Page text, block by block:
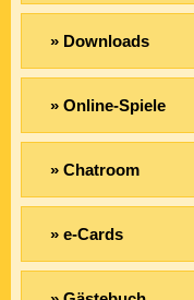
» Downloads
» Online-Spiele
» Chatroom
» e-Cards